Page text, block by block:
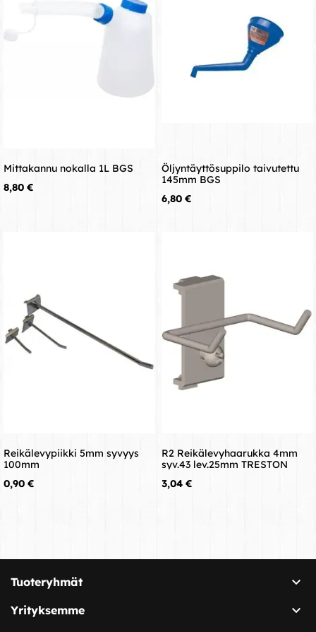
Mittakannu nokalla 1L BGS
Hinta
8,80 €
Öljyntäyttösuppilo taivutettu
145mm BGS
Hinta
6,80 €
Reikälevypiikki 5mm syvyys
100mm
Hinta
0,90 €
R2 Reikälevyhaarukka 4mm
syv.43 lev.25mm TRESTON
Hinta
3,04 €
Tuoteryhmät 
Yrityksemme 